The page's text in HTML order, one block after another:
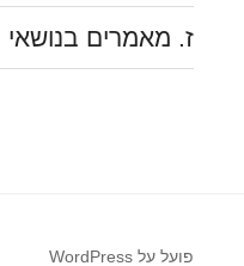
ז. מאמרים בנושאי
פועל על WordPress